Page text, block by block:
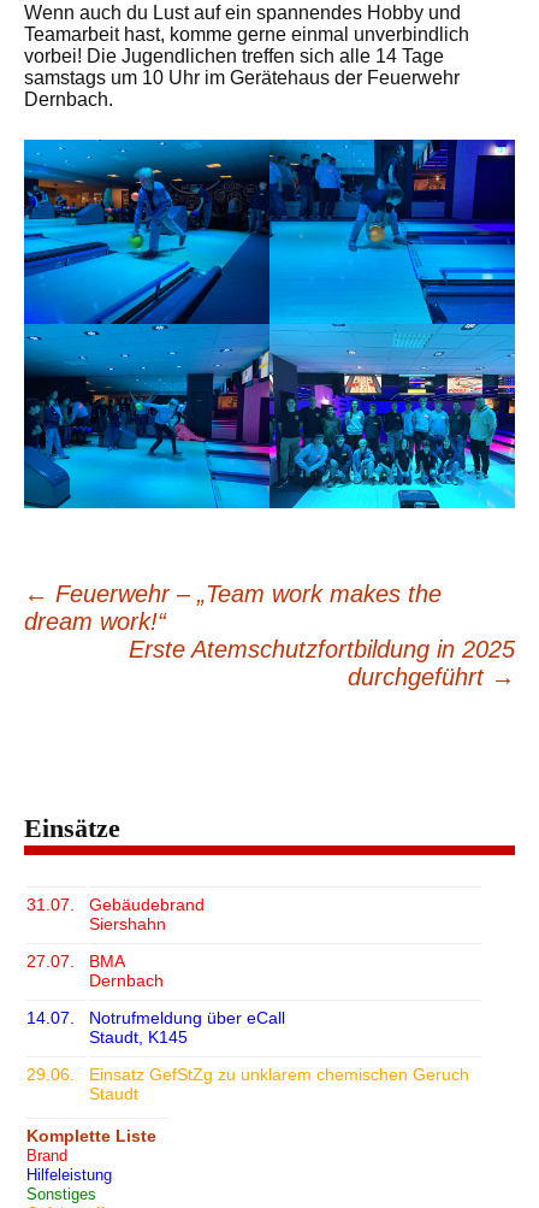
Wenn auch du Lust auf ein spannendes Hobby und
Teamarbeit hast, komme gerne einmal unverbindlich
vorbei! Die Jugendlichen treffen sich alle 14 Tage
samstags um 10 Uhr im Gerätehaus der Feuerwehr
Dernbach.
Beitragsnavigation
← Feuerwehr – „Team work makes the
dream work!“
Erste Atemschutzfortbildung in 2025
durchgeführt →
Einsätze
31.07.
Gebäudebrand
Siershahn
27.07.
BMA
Dernbach
14.07.
Notrufmeldung über eCall
Staudt, K145
29.06.
Einsatz GefStZg zu unklarem chemischen Geruch
Staudt
Komplette Liste
Brand
Hilfeleistung
Sonstiges